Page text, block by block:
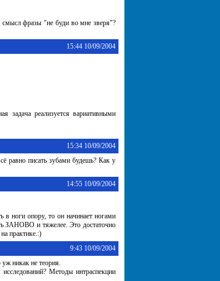
смысл фразы "не буди во мне зверя"?
15:44 10/09/2004
задача реализуется вариативными
15:34 10/09/2004
равно писать зубами будешь? Как у
14:55 10/09/2004
в ноги опору, то он начинает ногами
ЗАНОВО и тяжелее. Это достаточно
практике.:)
9:43 10/09/2004
никак не теория.
Методы интраспекции